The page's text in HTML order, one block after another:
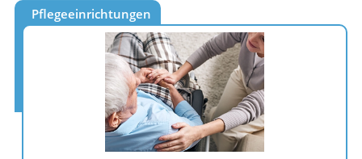
Pflegeeinrichtungen